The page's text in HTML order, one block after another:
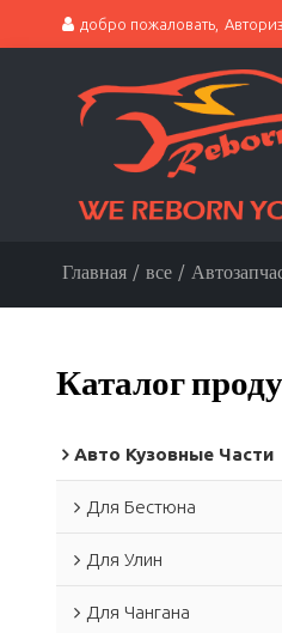
добро пожаловать,
Главная / все /
Каталог
Авто Кузовные Части
Для Бестюна
Для Улин
Для Чангана